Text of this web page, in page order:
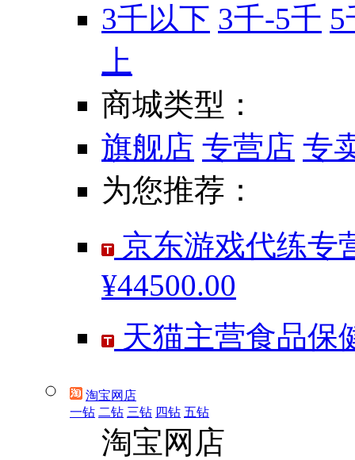
3千以下 3千-5千 5
上
商城类型：
旗舰店 专营店 专
为您推荐：
京东游戏代练专
¥44500.00
天猫主营食品保
淘宝网店
一钻 二钻 三钻 四钻 五钻
淘宝网店